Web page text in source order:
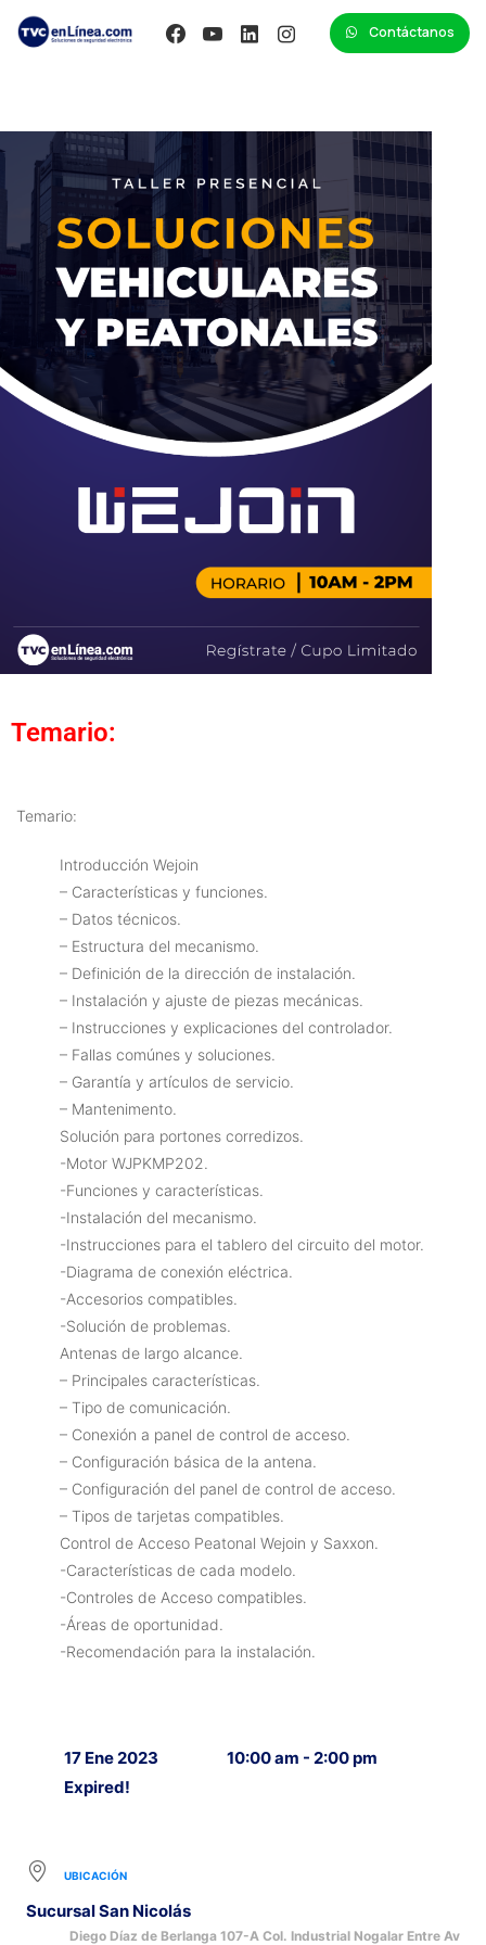
Contáctanos
Temario:
Temario:
Introducción Wejoin
– Características y funciones.
– Datos técnicos.
– Estructura del mecanismo.
– Definición de la dirección de instalación.
– Instalación y ajuste de piezas mecánicas.
– Instrucciones y explicaciones del controlador.
– Fallas comúnes y soluciones.
– Garantía y artículos de servicio.
– Mantenimento.
Solución para portones corredizos.
-Motor WJPKMP202.
-Funciones y características.
-Instalación del mecanismo.
-Instrucciones para el tablero del circuito del motor.
-Diagrama de conexión eléctrica.
-Accesorios compatibles.
-Solución de problemas.
Antenas de largo alcance.
– Principales características.
– Tipo de comunicación.
– Conexión a panel de control de acceso.
– Configuración básica de la antena.
– Configuración del panel de control de acceso.
– Tipos de tarjetas compatibles.
Control de Acceso Peatonal Wejoin y Saxxon.
-Características de cada modelo.
-Controles de Acceso compatibles.
-Áreas de oportunidad.
-Recomendación para la instalación.
17 Ene 2023
Expired!
10:00 am - 2:00 pm
UBICACIÓN
Sucursal San Nicolás
Diego Díaz de Berlanga 107-A Col. Industrial Nogalar Entre Av